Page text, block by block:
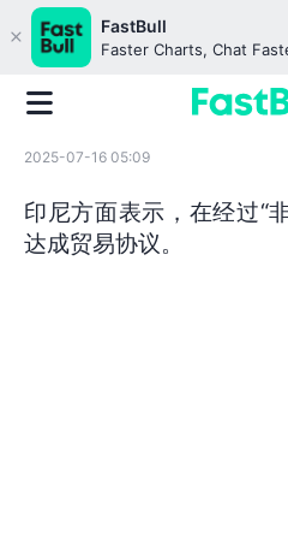
FastBull
Faster Charts, Chat
2025-07-16 05:09
印尼方面表示，在经过“
达成贸易协议。